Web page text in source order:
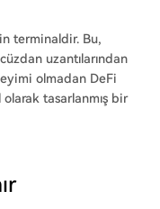
terminaldir. Bu,
uzantılarından
olmadan DeFi
tasarlanmış bir